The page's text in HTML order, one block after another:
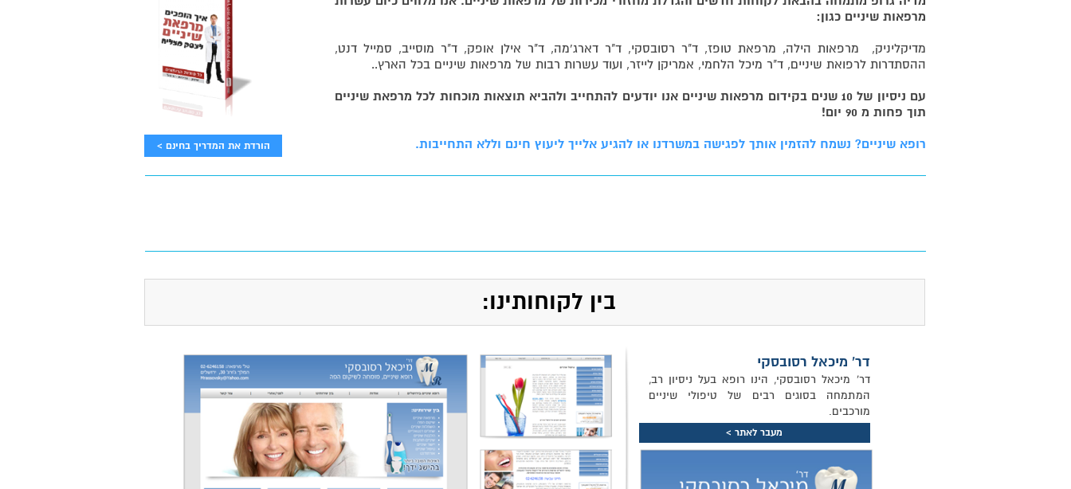
מרפאות שיניים כגון:
מדיקליניק, מרפאות הילה, מרפאת טופז, ד"ר רסובסקי, ד"ר דארג'מה, ד"ר אילן אופק, ד"ר מוסייב, סמייל דנט,
ההסתדרות לרפואת שיניים, ד"ר מיכל הלחמי, אמריקן לייזר, ועוד עשרות רבות של מרפאות שיניים בכל הארץ..
עם ניסיון של 10 שנים בקידום מרפאות שיניים אנו יודעים להתחייב ולהביא תוצאות מוכחות לכל מרפאת שיניים
תוך פחות מ 90 יום!
רופא שיניים? נשמח להזמין אותך לפגישה במשרדנו או להגיע אלייך ליעוץ חינם וללא התחייבות.
בין לקוחותינו:
דר' מיכאל רסובסקי
דר' מיכאל רסובסקי, הינו רופא בעל ניסיון רב,
המתמחה בסוגים רבים של טיפולי שיניים
מורכבים.
מעבר לאתר >
הורדת את המדריך בחינם >